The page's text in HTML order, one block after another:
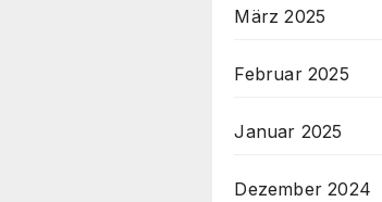
März 2025
Februar 2025
Januar 2025
Dezember 2024